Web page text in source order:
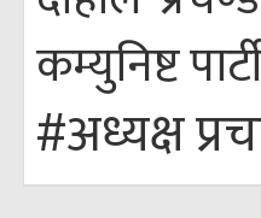
कम्युनिष्ट
#अध्यक्ष